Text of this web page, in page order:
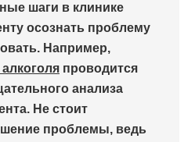
шаги в клинике
осознать проблему
Например,
проводится
анализа
Не стоит
проблемы, ведь